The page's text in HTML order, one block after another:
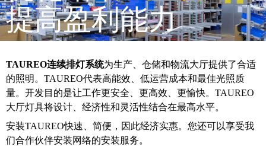
提高盈利能力
TAUREO连续排灯系统为生产、仓储和物流大厅提供了合适
的照明。TAUREO代表高能效、低运营成本和最佳光照质
量。开发目的是让工作更安全、更高效、更愉快。TAUREO
大厅灯具将设计、经济性和灵活性结合在最高水平。
安装TAUREO快速、简便，因此经济实惠。您还可以享受我
们合作伙伴安装网络的安装服务。